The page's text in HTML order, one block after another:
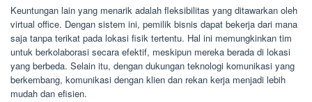
Keuntungan lain yang menarik adalah fleksibilitas yang ditawarkan oleh
virtual office. Dengan sistem ini, pemilik bisnis dapat bekerja dari mana
saja tanpa terikat pada lokasi fisik tertentu. Hal ini memungkinkan tim
untuk berkolaborasi secara efektif, meskipun mereka berada di lokasi
yang berbeda. Selain itu, dengan dukungan teknologi komunikasi yang
berkembang, komunikasi dengan klien dan rekan kerja menjadi lebih
mudah dan efisien.